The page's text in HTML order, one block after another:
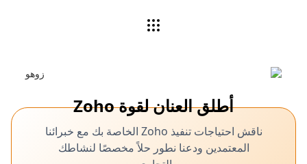
أطلق العنان لقوة Zoho
ناقش احتياجات تنفيذ Zoho الخاصة بك مع خبرائنا
المعتمدين ودعنا نطور حلاً مخصصًا لنشاطك